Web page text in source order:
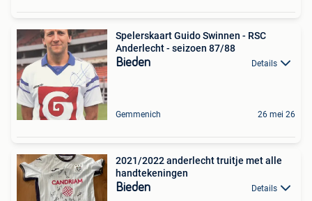
Spelerskaart Guido Swinnen - RSC
Anderlecht - seizoen 87/88
Bieden Details
Gemmenich 26 mei 26
2021/2022 anderlecht truitje met alle
handtekeningen
Bieden Details